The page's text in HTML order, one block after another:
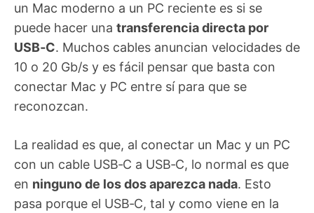
un Mac moderno a un PC reciente es si se
puede hacer una transferencia directa por
USB‑C. Muchos cables anuncian velocidades de
10 o 20 Gb/s y es fácil pensar que basta con
conectar Mac y PC entre sí para que se
reconozcan.
La realidad es que, al conectar un Mac y un PC
con un cable USB‑C a USB‑C, lo normal es que
en ninguno de los dos aparezca nada. Esto
pasa porque el USB‑C, tal y como viene en la